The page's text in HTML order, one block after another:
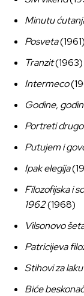
Minutu
Posveta(1961)
Tranzit(1963)
Intermeco
Godine,
Portreti
Putujem i
Ipak elegija
Filozofijska i
1962(1968)
Vilsonovo
Patricijeva
Stihovi za
Biće